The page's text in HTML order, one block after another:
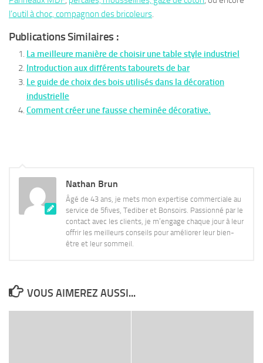
l’outil à choc, compagnon des bricoleurs.
Publications Similaires :
La meilleure manière de choisir une table style industriel
Introduction aux différents tabourets de bar
Le guide de choix des bois utilisés dans la décoration
industrielle
Comment créer une fausse cheminée décorative.
Nathan Brun
Âgé de 43 ans, je mets mon expertise commerciale au
service de 5fives, Tediber et Bonsoirs. Passionné par le
contact avec les clients, je m’engage chaque jour à leur
offrir les meilleurs conseils pour améliorer leur bien-
être et leur sommeil.
VOUS AIMEREZ AUSSI...